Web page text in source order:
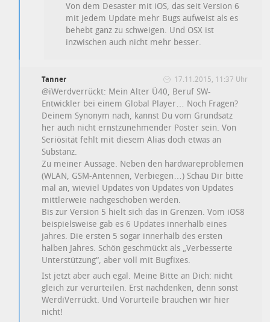
Von dem Desaster mit iOS, das seit Version 6
mit jedem Update mehr Bugs aufweist als es
behebt ganz zu schweigen. Und OSX ist
inzwischen auch nicht mehr besser.
Tanner 17.11.2015, 11:37 Uhr
@iWerdverrückt: Mein Alter Ü40, Beruf SW-
Entwickler bei einem Global Player… Noch Fragen?
Deinem Synonym nach, kannst Du vom Grundsatz
her auch nicht ernstzunehmender Poster sein. Von
Seriösität fehlt mit diesem Alias doch etwas an
Substanz.
Zu meiner Aussage. Neben den hardwareproblemen
(WLAN, GSM-Antennen, Verbiegen…) Schau Dir bitte
mal an, wieviel Updates von Updates von Updates
mittlerweie nachgeschoben werden.
Bis zur Version 5 hielt sich das in Grenzen. Vom iOS8
beispielsweise gab es 6 Updates innerhalb eines
jahres. Die ersten 5 sogar innerhalb des ersten
halben Jahres. Schön geschmückt als „Verbesserte
Unterstützung“, aber voll mit Bugfixes.
Ist jetzt aber auch egal. Meine Bitte an Dich: nicht
gleich zur verurteilen. Erst nachdenken, denn sonst
WerdiVerrückt. Und Vorurteile brauchen wir hier
nicht!